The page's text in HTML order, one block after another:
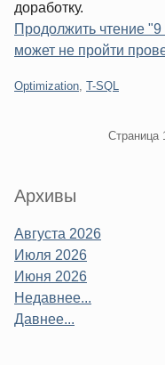
доработку.
Продолжить чтение "9
может не пройти
Категории:
Optimization, T-SQL
Страница
Sidebar
Архивы
Августа 2026
Июля 2026
Июня 2026
Недавнее...
Давнее...